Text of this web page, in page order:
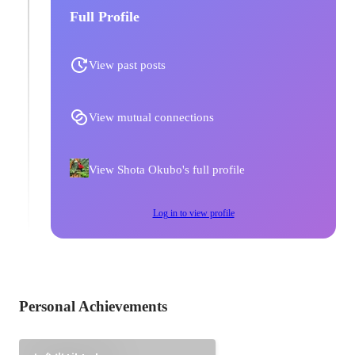
Full Profile
View past posts
View mutual connections
View Shota Okubo's full profile
Log in to view profile
Personal Achievements